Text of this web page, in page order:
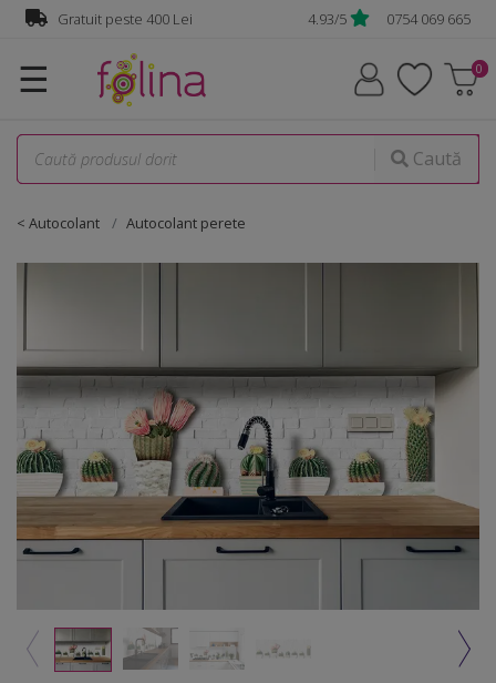
Gratuit peste 400 Lei 4.93/5 0754 069 665
☰
Caută
< Autocolant Autocolant perete